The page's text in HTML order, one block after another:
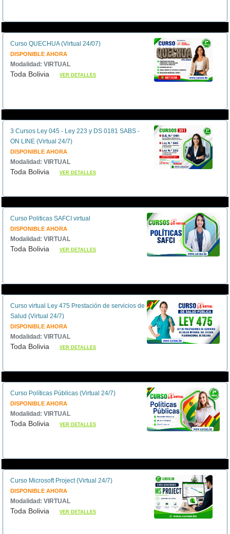
Curso QUECHUA (Virtual 24/07)
DISPONIBLE AHORA
Modalidad: VIRTUAL
Toda BoliviaVER DETALLES
3 Cursos Ley 045 - Ley 223 y DS 0181 SABS -
ON LINE (Virtual 24/7)
DISPONIBLE AHORA
Modalidad: VIRTUAL
Toda BoliviaVER DETALLES
Curso Politicas SAFCI virtual
DISPONIBLE AHORA
Modalidad: VIRTUAL
Toda BoliviaVER DETALLES
Curso virtual Ley 475 Prestación de servicios de
Salud (Virtual 24/7)
DISPONIBLE AHORA
Modalidad: VIRTUAL
Toda BoliviaVER DETALLES
Curso Políticas Públicas (Virtual 24/7)
DISPONIBLE AHORA
Modalidad: VIRTUAL
Toda BoliviaVER DETALLES
Curso Microsoft Project (Virtual 24/7)
DISPONIBLE AHORA
Modalidad: VIRTUAL
Toda BoliviaVER DETALLES